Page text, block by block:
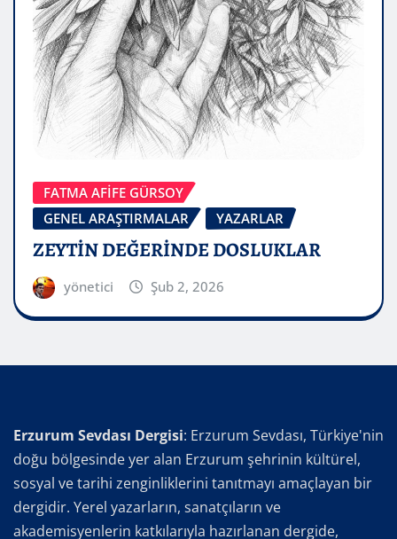
FATMA AFİFE GÜRSOY
GENEL ARAŞTIRMALAR
YAZARLAR
ZEYTİN DEĞERİNDE DOSLUKLAR
yönetici Şub 2, 2026
Erzurum Sevdası Dergisi: Erzurum Sevdası, Türkiye'nin
doğu bölgesinde yer alan Erzurum şehrinin kültürel,
sosyal ve tarihi zenginliklerini tanıtmayı amaçlayan bir
dergidir. Yerel yazarların, sanatçıların ve
akademisyenlerin katkılarıyla hazırlanan dergide,